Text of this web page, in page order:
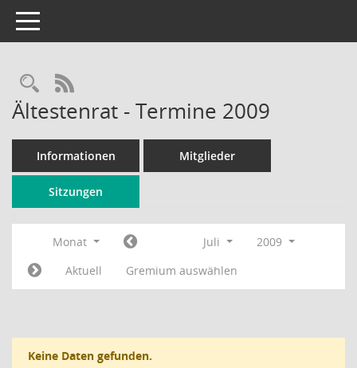
Toggle navigation
Rechercheauswahl
RSS-Feed
Ältestenrat - Termine 2009
Informationen Mitglieder
Sitzungen
Monat Juli
2009
Aktuell
Gremium auswählen
Keine Daten gefunden.